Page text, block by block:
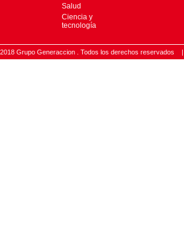
Salud
Ciencia y
tecnología
2018 Grupo Generaccion . Todos los derechos reservados |